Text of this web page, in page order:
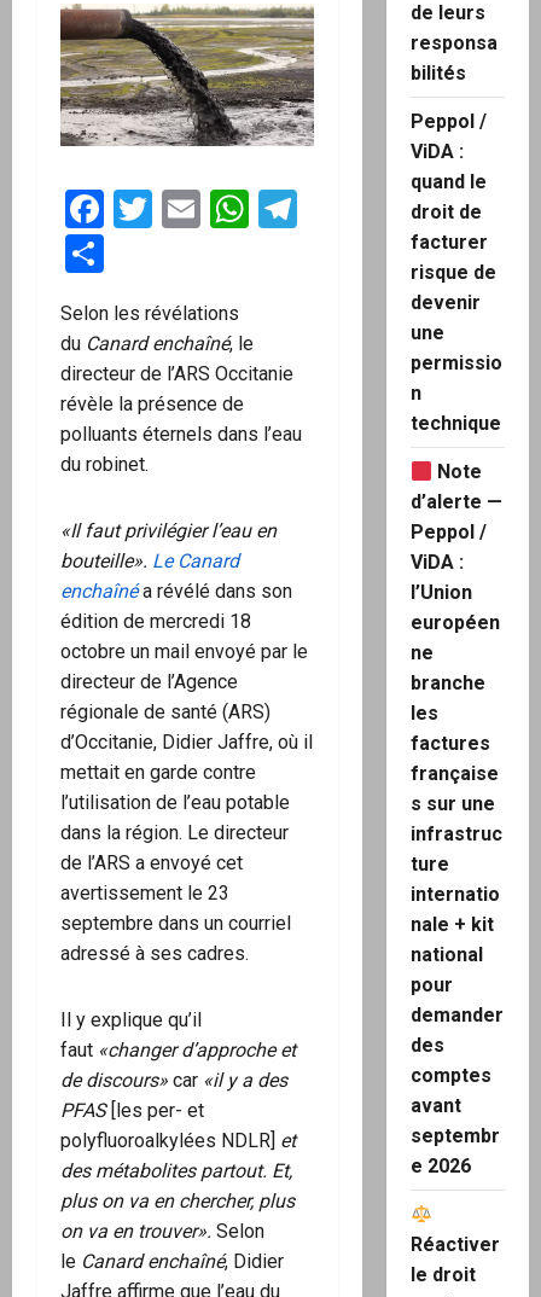
Facebook
Twitter
EmailWhatsApp
Telegram
Selon les révélations
du Canard enchaîné, le
directeur de l’ARS Occitanie
révèle la présence de
polluants éternels dans l’eau
du robinet.
«Il faut privilégier l’eau en
bouteille». Le Canard
enchaînéa révélé dans son
édition de mercredi 18
octobre un mail envoyé par le
directeur de l’Agence
régionale de santé (ARS)
d’Occitanie, Didier Jaffre, où il
mettait en garde contre
l’utilisation de l’eau potable
dans la région. Le directeur
de l’ARS a envoyé cet
avertissement le 23
septembre dans un courriel
adressé à ses cadres.
Il y explique qu’il
faut «changer d’approche et
de discours» car «il y a des
PFAS [les per- et
polyfluoroalkylées NDLR] et
des métabolites partout. Et,
plus on va en chercher, plus
on va en trouver». Selon
le Canard enchaîné, Didier
Jaffre affirme que l’eau du
de leurs
responsa
bilités
Peppol /
ViDA :
quand le
droit de
facturer
risque de
devenir
une
permissio
n
technique
Note
d’alerte —
Peppol /
ViDA :
l’Union
européen
ne
branche
les
factures
française
s sur une
infrastruc
ture
internatio
nale + kit
national
pour
demander
des
comptes
avant
septembr
e 2026
Réactiver
le droit